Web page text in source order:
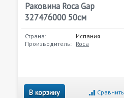
Раковина Roca Gap
327476000 50см
Страна:
Испания
Производитель: Roca
В корзину Сравнить